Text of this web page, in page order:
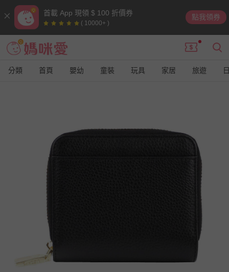
首載 App 現領 $ 100 折價券
( 10000+ )
點我領券
分類 首頁 嬰幼 童裝 玩具 家居 旅遊